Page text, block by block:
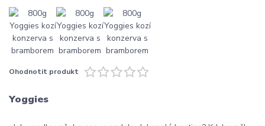
Ohodnotit produkt
Yoggies